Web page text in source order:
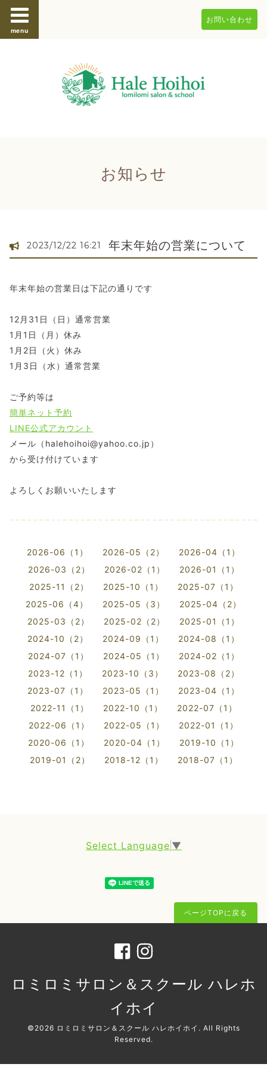
menu
お問い合わせ
お知らせ
2023/12/22 16:21 年末年始の営業について
年末年始の営業日は下記の通りです
12月31日（日）通常営業
1月1日（月）休み
1月2日（火）休み
1月3日（水）通常営業
ご予約等は
簡単ネット予約
LINE公式アカウント
メール（halehoihoi@yahoo.co.jp）
から受け付けています
よろしくお願いいたします
2026-06（1） 2026-05（2）
2026-04（1）
2026-03（2）
2026-02（1）
2026-01（1）
2025-11（2）
2025-10（1）
2025-07（1）
2025-06（4）
2025-05（3）
2025-04（2）
2025-03（2）
2025-02（2）
2025-01（1）
2024-10（2）
2024-09（1）
2024-08（1）
2024-07（1）
2024-05（1）
2024-02（1）
2023-12（1）
2023-10（3）
2023-08（2）
2023-07（1）
2023-05（1）
2023-04（1）
2022-11（1）
2022-10（1）
2022-07（1）
2022-06（1）
2022-05（1）
2022-01（1）
2020-06（1）
2020-04（1）
2019-10（1）
2019-01（2）
2018-12（1） 2018-07（1）
Select Language ▼
ページTOPに戻る
ロミロミサロン＆スクール ハレホ
イホイ
©2026 ロミロミサロン＆スクール ハレホイホイ . All Rights
Reserved.